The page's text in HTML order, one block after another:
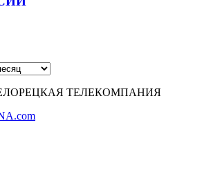
БЕЛОРЕЦКАЯ ТЕЛЕКОМПАНИЯ